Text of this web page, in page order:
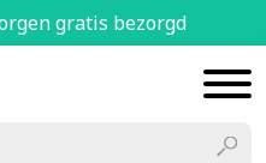
gratis bezorgd